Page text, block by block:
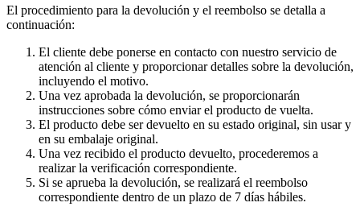
El procedimiento para la devolución y el reembolso se detalla a
continuación:
El cliente debe ponerse en contacto con nuestro servicio de
atención al cliente y proporcionar detalles sobre la devolución,
incluyendo el motivo.
Una vez aprobada la devolución, se proporcionarán
instrucciones sobre cómo enviar el producto de vuelta.
El producto debe ser devuelto en su estado original, sin usar y
en su embalaje original.
Una vez recibido el producto devuelto, procederemos a
realizar la verificación correspondiente.
Si se aprueba la devolución, se realizará el reembolso
correspondiente dentro de un plazo de 7 días hábiles.